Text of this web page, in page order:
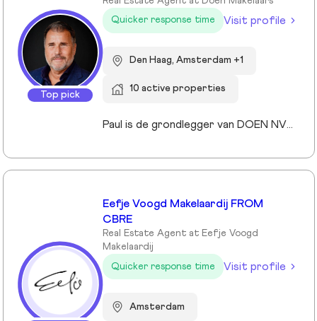
Top pick
Quicker response time
Visit profile
Den Haag, Amsterdam +1
10 active properties
Paul is de grondlegger van DOEN NVM Makelaars. Paul is een echte ondernemer en ziet altijd kansen. Met zijn opgewekte karakter en positieve houding is hij een motivator en als echt mensen-mens zeer toegankelijk voor iedereen. Het makelen is zijn passie, particulier en zakelijk vastgoed is zijn specialiteit. Vooral door de diversiteit van vastgoed, projecten maar zeer zeker ook door de cliënten zelf voelt Paul zich in de makelaardij als een vis in het water. Paul is gek op Frankrijk, houdt van skiën, varen en een goed glas wijn."
Eefje Voogd Makelaardij FROM
CBRE
Real Estate Agent at Eefje Voogd
Makelaardij
Quicker response time
Visit profile
Amsterdam